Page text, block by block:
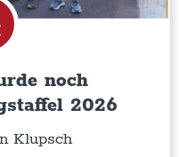
noch
2026
Klupsch